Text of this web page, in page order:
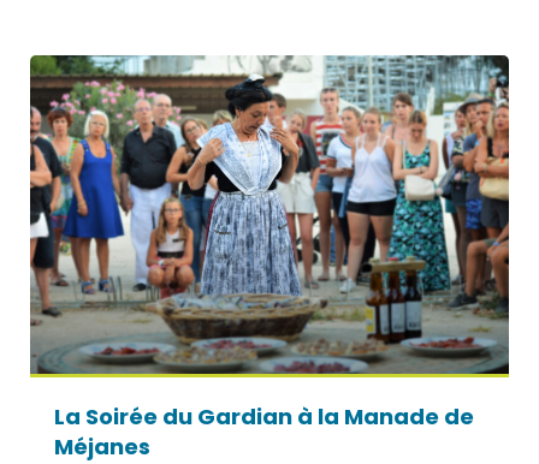
La Soirée du Gardian à la Manade de
Méjanes